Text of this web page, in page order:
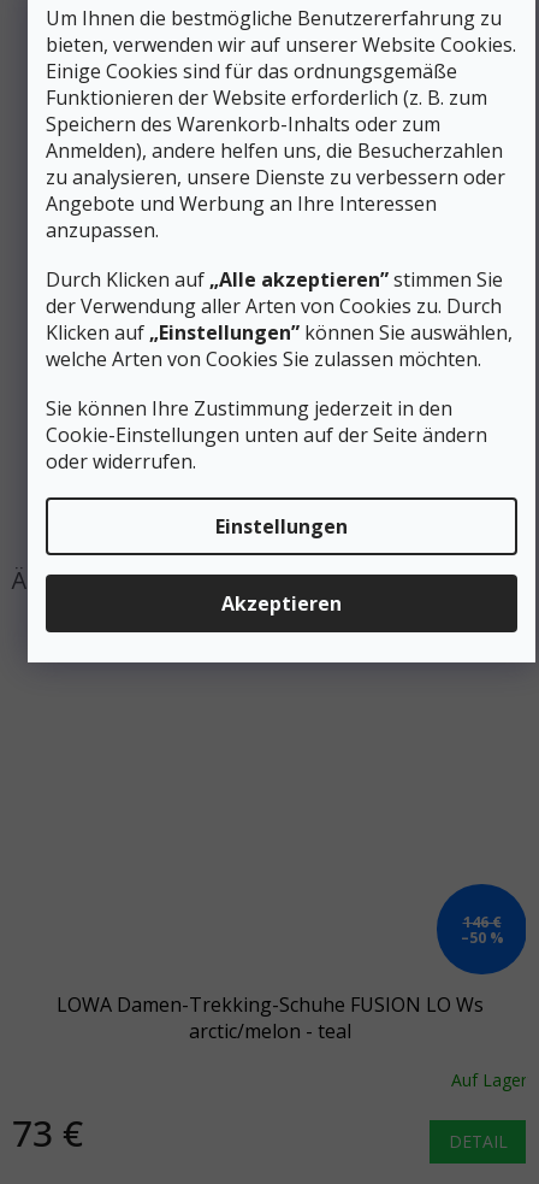
Um Ihnen die bestmögliche Benutzererfahrung zu
bieten, verwenden wir auf unserer Website Cookies.
Einige Cookies sind für das ordnungsgemäße
Funktionieren der Website erforderlich (z. B. zum
Speichern des Warenkorb-Inhalts oder zum
Anmelden), andere helfen uns, die Besucherzahlen
zu analysieren, unsere Dienste zu verbessern oder
Angebote und Werbung an Ihre Interessen
anzupassen.
Durch Klicken auf „Alle akzeptieren”stimmen Sie
der Verwendung aller Arten von Cookies zu. Durch
Klicken auf „Einstellungen” können Sie auswählen,
welche Arten von Cookies Sie zulassen möchten.
Sie können Ihre Zustimmung jederzeit in den
Cookie-Einstellungen unten auf der Seite ändern
oder widerrufen.
Einstellungen
Akzeptieren
Zusätzliche Parameter
Kategorie:
Damen-
Wander-/Trekkingschuhe –
niedrig
Geschlecht:
Frauen
Schuhhöhe:
Niedrig
Material:
Synthetik
Schuhweite:
Normal
Membrane
(Wasserfestigkeit)
Farbe :
Schwarz
Gewicht/Paar (g):
491 bis 750 g
Schnürung:
Schnürsenkel
Schuhen:
Trailrunning
Produktart:
Schuhe
Für Katzen bestimmt
#sizes_table#:
/velikostni-tabulka-la-
sportiva/
146 €
–50 %
LOWA Damen-Trekking-Schuhe FUSION LO Ws
arctic/melon - teal
Auf Lager
73 € DETAIL